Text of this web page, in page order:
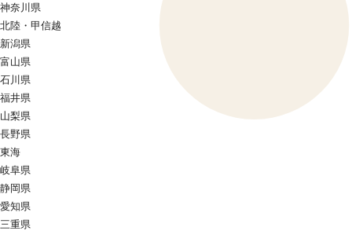
神奈川県
北陸・甲信越
新潟県
富山県
石川県
福井県
山梨県
長野県
東海
岐阜県
静岡県
愛知県
三重県